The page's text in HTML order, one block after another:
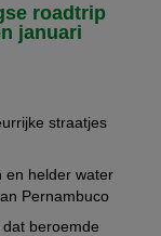
roadtrip
januari
straatjes
en helder water
Pernambuco
beroemde